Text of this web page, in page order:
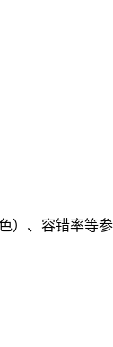
）、容错率等